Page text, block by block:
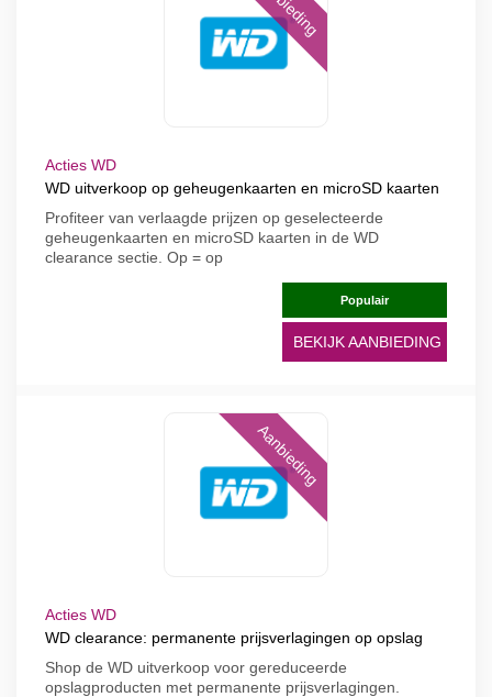
Acties WD
WD uitverkoop op geheugenkaarten en microSD kaarten
Profiteer van verlaagde prijzen op geselecteerde
geheugenkaarten en microSD kaarten in de WD
clearance sectie. Op = op
Populair
BEKIJK AANBIEDING
Aanbieding
Acties WD
WD clearance: permanente prijsverlagingen op opslag
Shop de WD uitverkoop voor gereduceerde
opslagproducten met permanente prijsverlagingen.